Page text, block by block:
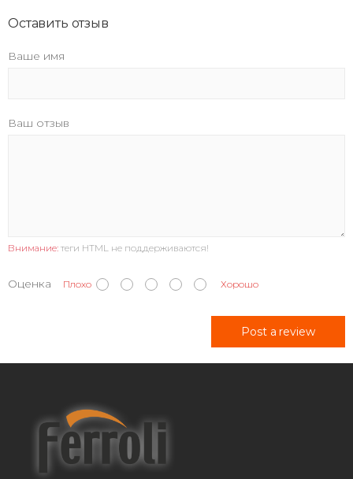
Оставить отзыв
Ваше имя
Ваш отзыв
Внимание: теги HTML не поддерживаются!
Оценка Плохо Хорошо
Post a review